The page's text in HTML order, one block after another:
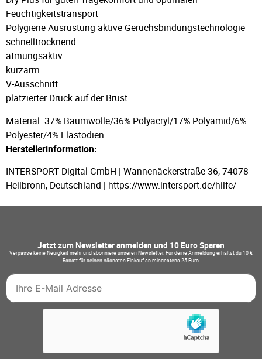
Feuchtigkeitstransport
Polygiene Ausrüstung aktive Geruchsbindungstechnologie
schnelltrocknend
atmungsaktiv
kurzarm
V-Ausschnitt
platzierter Druck auf der Brust
Material: 37% Baumwolle/36% Polyacryl/17% Polyamid/6%
Polyester/4% Elastodien
Herstellerinformation:
INTERSPORT Digital GmbH | Wannenäckerstraße 36, 74078
Heilbronn, Deutschland | https://www.intersport.de/hilfe/
Jetzt zum Newsletter anmelden und 10 Euro Sparen
Verpasse keine Neuigkeit mehr und abonniere unseren Newsletter. Für deine Anmeldung erhältst du 10 €
Rabatt für deinen nächsten Einkauf ab mindestens 25 Euro.